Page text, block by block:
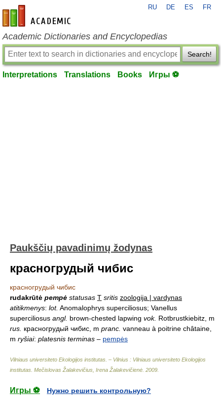
en-academic.com
RU DE ES FR
Academic Dictionaries and Encyclopedias
Search!
Interpretations Translations Books Игры ⚽
Paukščių pavadinimų žodynas
красногрудый чибис
красногрудый чибис
rudakrūtė pempė statusas T sritis zoologija | vardynas
atitikmenys: lot. Anomalophrys superciliosus; Vanellus
superciliosus angl. brown-chested lapwing vok. Rotbrustkiebitz, m
rus. красногрудый чибис, m pranc. vanneau à poitrine châtaine,
m ryšiai: platesnis terminas – pempės
Vilniaus universiteto Ekologijos institutas. – Vilnius : Vilniaus universiteto Ekologijos
institutas Mečislovas Žalakevičius, Irena Žalakevičienė 2009
Игры ⚽
Нужно решить контрольную?